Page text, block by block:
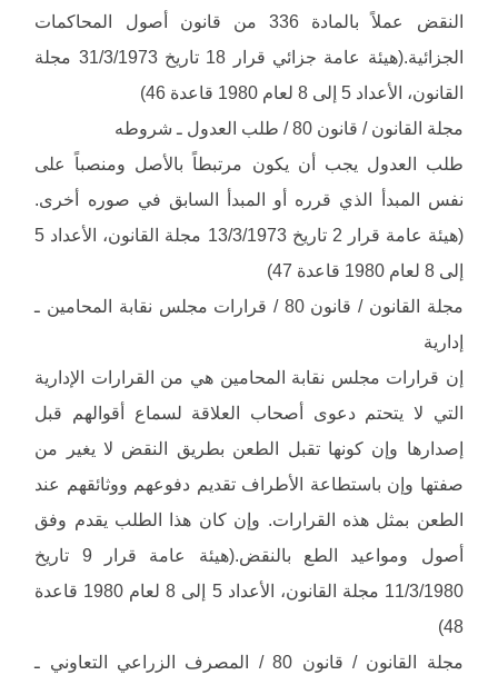
النقض عملاً بالمادة 336 من قانون أصول المحاكمات
الجزائية.(هيئة عامة جزائي قرار 18 تاريخ 31/3/1973 مجلة
القانون، الأعداد 5 إلى 8 لعام 1980 قاعدة 46)
مجلة القانون / قانون 80 / طلب العدول ـ شروطه
طلب العدول يجب أن يكون مرتبطاً بالأصل ومنصباً على
نفس المبدأ الذي قرره أو المبدأ السابق في صوره أخرى.
(هيئة عامة قرار 2 تاريخ 13/3/1973 مجلة القانون، الأعداد 5
إلى 8 لعام 1980 قاعدة 47)
مجلة القانون / قانون 80 / قرارات مجلس نقابة المحامين ـ
إدارية
إن قرارات مجلس نقابة المحامين هي من القرارات الإدارية
التي لا يتحتم دعوى أصحاب العلاقة لسماع أقوالهم قبل
إصدارها وإن كونها تقبل الطعن بطريق النقض لا يغير من
صفتها وإن باستطاعة الأطراف تقديم دفوعهم ووثائقهم عند
الطعن بمثل هذه القرارات. وإن كان هذا الطلب يقدم وفق
أصول ومواعيد الطع بالنقض.(هيئة عامة قرار 9 تاريخ
11/3/1980 مجلة القانون، الأعداد 5 إلى 8 لعام 1980 قاعدة
48)
مجلة القانون / قانون 80 / المصرف الزراعي التعاوني ـ